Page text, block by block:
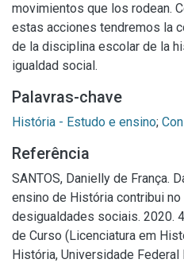
movimientos que los rodean.
estas acciones tendremos la
de la disciplina escolar de la
igualdad social.
Palavras-chave
História - Estudo e ensino;
Referência
SANTOS, Danielly de França.
ensino de História contribui
desigualdades sociais. 2020.
de Curso (Licenciatura em
História, Universidade Federal